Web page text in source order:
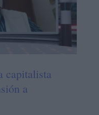
capitalista
a